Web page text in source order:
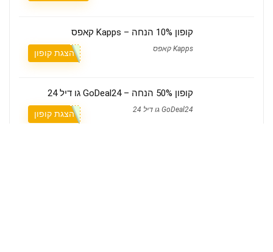
קופון 10% הנחה – Kapps קאפס
Kapps קאפס הצגת קופון
קופון 50% הנחה – GoDeal24 גו דיל 24
GoDeal24 גו דיל 24 הצגת קופון